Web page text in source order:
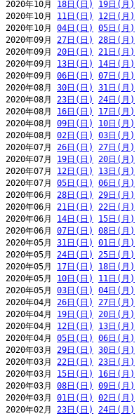
2020年10月 18日(日) 19日(月)
2020年10月 11日(日) 12日(月)
2020年10月 04日(日) 05日(月)
2020年09月 27日(日) 28日(月)
2020年09月 20日(日) 21日(月)
2020年09月 13日(日) 14日(月)
2020年09月 06日(日) 07日(月)
2020年08月 30日(日) 31日(月)
2020年08月 23日(日) 24日(月)
2020年08月 16日(日) 17日(月)
2020年08月 09日(日) 10日(月)
2020年08月 02日(日) 03日(月)
2020年07月 26日(日) 27日(月)
2020年07月 19日(日) 20日(月)
2020年07月 12日(日) 13日(月)
2020年07月 05日(日) 06日(月)
2020年06月 28日(日) 29日(月)
2020年06月 21日(日) 22日(月)
2020年06月 14日(日) 15日(月)
2020年06月 07日(日) 08日(月)
2020年05月 31日(日) 01日(月)
2020年05月 24日(日) 25日(月)
2020年05月 17日(日) 18日(月)
2020年05月 10日(日) 11日(月)
2020年05月 03日(日) 04日(月)
2020年04月 26日(日) 27日(月)
2020年04月 19日(日) 20日(月)
2020年04月 12日(日) 13日(月)
2020年04月 05日(日) 06日(月)
2020年03月 29日(日) 30日(月)
2020年03月 22日(日) 23日(月)
2020年03月 15日(日) 16日(月)
2020年03月 08日(日) 09日(月)
2020年03月 01日(日) 02日(月)
2020年02月 23日(日) 24日(月)